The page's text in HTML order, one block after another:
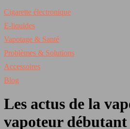
Cigarette électronique
E-liquides
Vapotage & Santé
Problèmes & Solutions
Accessoires
Blog
Les actus de la
vapoteur